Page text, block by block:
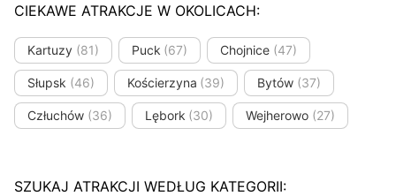
CIEKAWE ATRAKCJE W OKOLICACH:
Kartuzy (81) Puck (67) Chojnice (47)
Słupsk (46) Kościerzyna (39) Bytów (37)
Człuchów (36) Lębork (30) Wejherowo (27)
SZUKAJ ATRAKCJI WEDŁUG KATEGORII: